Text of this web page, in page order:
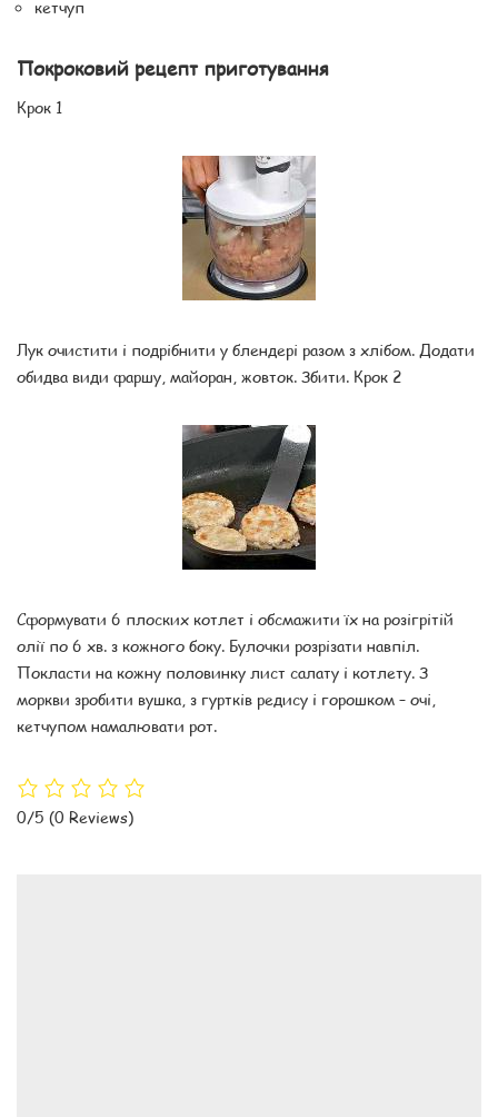
кетчуп
Покроковий рецепт приготування
Крок 1
Лук очистити і подрібнити у блендері разом з хлібом. Додати
обидва види фаршу, майоран, жовток. Збити. Крок 2
Сформувати 6 плоских котлет і обсмажити їх на розігрітій
олії по 6 хв. з кожного боку. Булочки розрізати навпіл.
Покласти на кожну половинку лист салату і котлету. З
моркви зробити вушка, з гуртків редису і горошком – очі,
кетчупом намалювати рот.
0/5 (0 Reviews)